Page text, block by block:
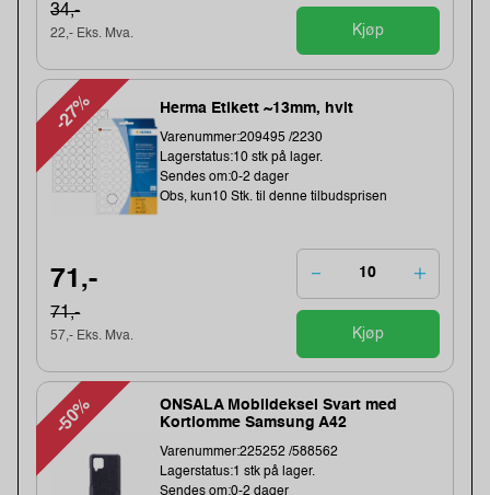
34,-
22,- Eks. Mva. Kjøp
-27% Herma Etikett ~13mm, hvit
Varenummer:209495 /2230
Lagerstatus:10 stk på lager.
Sendes om:0-2 dager
Obs, kun10 Stk. til denne tilbudsprisen
71,-
71,-
57,- Eks. Mva. Kjøp
-50%
ONSALA Mobildeksel Svart med
Kortlomme Samsung A42
Varenummer:225252 /588562
Lagerstatus:1 stk på lager.
Sendes om:0-2 dager